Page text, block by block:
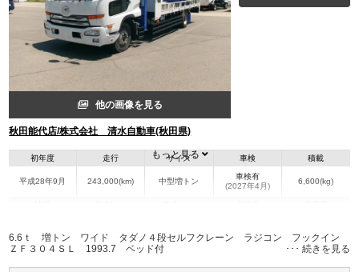
他の画像を見る
秋田能代店/株式会社 清水自動車(秋田県)
初年度
平成28年9月
走行
243,000(km)
サイズ
中型増トン
車検
車検有
(2027年4月)
積載
6,600(kg)
秋田県
W:2,320
H:260
W:2,490
H:3,020
－
もっと見る
6.6ｔ 増トン ワイド タダノ４段セルフクレーン ラジコン フックイン
ＺＦ３０４ＳＬ 1993.7 ベッド付